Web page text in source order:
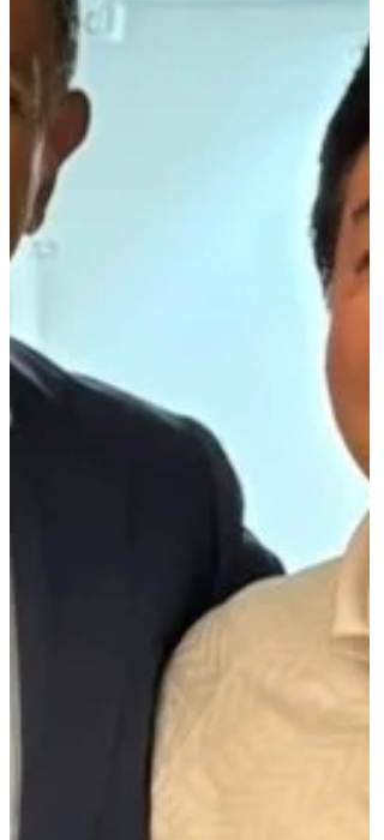
历史和传统。这也让我有机会好好思考，
在这个小镇从事医疗保健工作究竟意味着
什么。 最令我印象深刻的是当地人的热情
和笑容。通过这个节日，我再次体会到了
人际关系的重要性。 日本桥免疫诊所通过
癌症治疗和抗衰老医学来支持您的健康，
同时我们也重视与当地社区的联系。 我们
将继续与美丽的日本桥市共同成长，我们
全体员工将努力成为一家赢得当地社区信
任的诊所。 我谨向参与山王祭筹办的所有
人，以及所有前来参加的当地居民表达我
由衷的感谢。 太感谢了。 日本桥免疫诊所
护士w